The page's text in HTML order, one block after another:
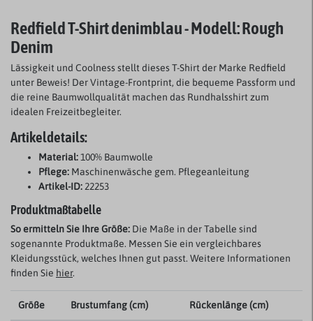
Redfield T-Shirt denimblau - Modell: Rough
Denim
Lässigkeit und Coolness stellt dieses T-Shirt der Marke Redfield
unter Beweis! Der Vintage-Frontprint, die bequeme Passform und
die reine Baumwollqualität machen das Rundhalsshirt zum
idealen Freizeitbegleiter.
Artikeldetails:
Material:100% Baumwolle
Pflege: Maschinenwäsche gem. Pflegeanleitung
Artikel-ID:22253
Produktmaßtabelle
So ermitteln Sie Ihre Größe: Die Maße in der Tabelle sind
sogenannte Produktmaße. Messen Sie ein vergleichbares
Kleidungsstück, welches Ihnen gut passt. Weitere Informationen
finden Sie hier.
Größe Brustumfang (cm) Rückenlänge (cm)